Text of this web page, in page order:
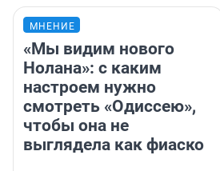
МНЕНИЕ
«Мы видим нового
Нолана»: с каким
настроем нужно
смотреть «Одиссею»,
чтобы она не
выглядела как фиаско